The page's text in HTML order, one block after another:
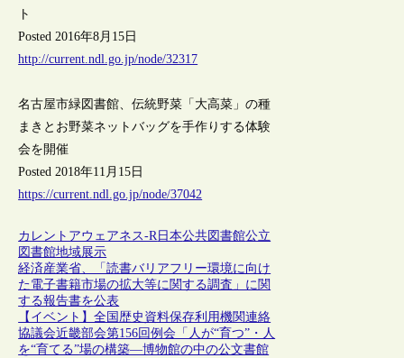
ト
Posted 2016年8月15日
http://current.ndl.go.jp/node/32317
名古屋市緑図書館、伝統野菜「大高菜」の種
まきとお野菜ネットバッグを手作りする体験
会を開催
Posted 2018年11月15日
https://current.ndl.go.jp/node/37042
カレントアウェアネス-R日本公共図書館公立
図書館地域展示
経済産業省、「読書バリアフリー環境に向け
た電子書籍市場の拡大等に関する調査」に関
する報告書を公表
【イベント】全国歴史資料保存利用機関連絡
協議会近畿部会第156回例会「人が“育つ”・人
を“育てる”場の構築―博物館の中の公文書館